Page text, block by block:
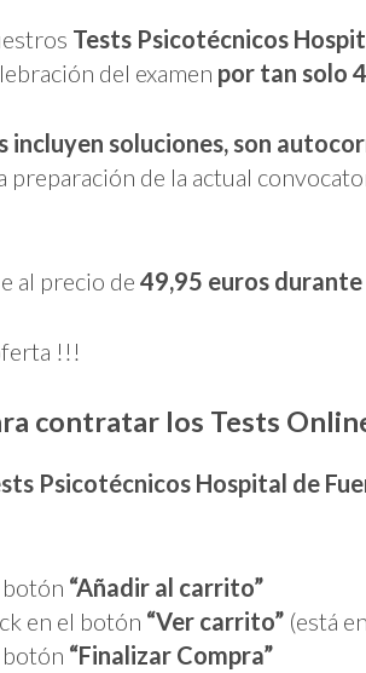
Tests Psicotécnicos
del examen por tan solo
incluyen soluciones, son
preparación de la actual
al precio de 49,95 euros
!!!
contratar los Tests
Psicotécnicos Hospital de
botón “Añadir al carrito”
en el botón “Ver carrito” (está
botón “Finalizar Compra”